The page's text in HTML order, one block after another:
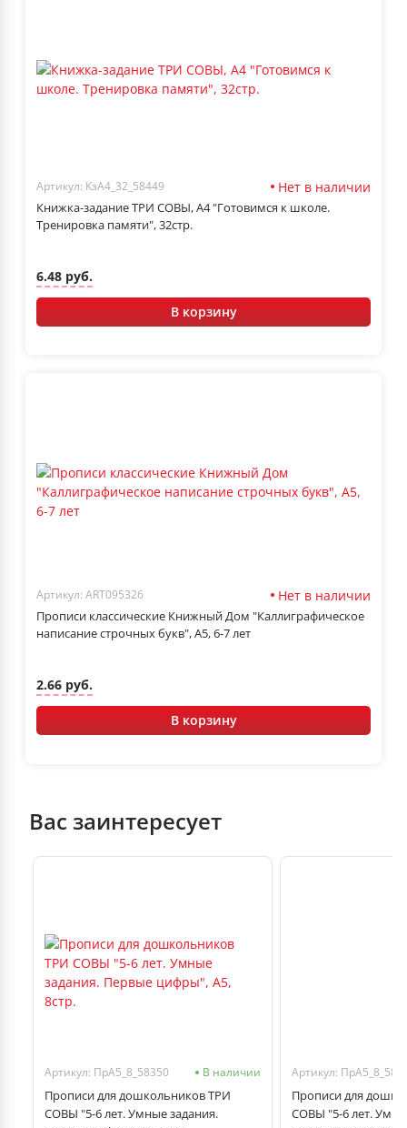
Артикул: КзА4_32_58449 Нет в наличии
Книжка-задание ТРИ СОВЫ, А4 "Готовимся к школе.
Тренировка памяти", 32стр.
6.48 руб.
В корзину
Артикул: ART095326 Нет в наличии
Прописи классические Книжный Дом "Каллиграфическое
написание строчных букв", А5, 6-7 лет
2.66 руб.
В корзину
Вас заинтересует
Артикул: ПрА5_8_58350 В наличии
Прописи для дошкольников ТРИ
СОВЫ "5-6 лет. Умные задания.
Артикул:
Прописи для
СОВЫ "5-6 лет.